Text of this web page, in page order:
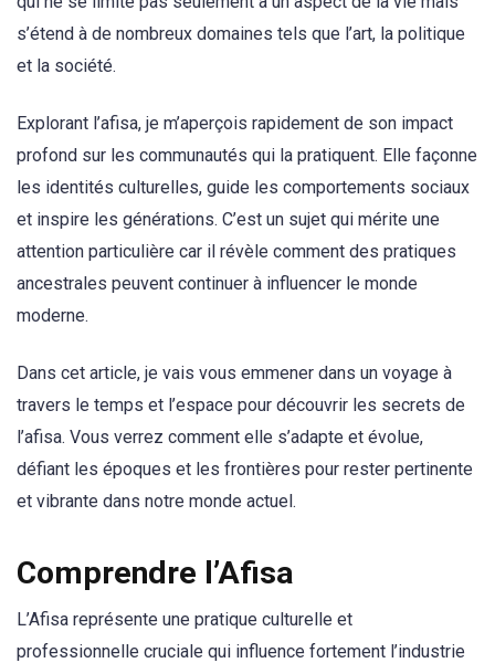
s’étend à de nombreux domaines tels que l’art, la politique
et la société.
Explorant l’afisa, je m’aperçois rapidement de son impact
profond sur les communautés qui la pratiquent. Elle façonne
les identités culturelles, guide les comportements sociaux
et inspire les générations. C’est un sujet qui mérite une
attention particulière car il révèle comment des pratiques
ancestrales peuvent continuer à influencer le monde
moderne.
Dans cet article, je vais vous emmener dans un voyage à
travers le temps et l’espace pour découvrir les secrets de
l’afisa. Vous verrez comment elle s’adapte et évolue,
défiant les époques et les frontières pour rester pertinente
et vibrante dans notre monde actuel.
Comprendre l’Afisa
L’Afisa représente une pratique culturelle et
professionnelle cruciale qui influence fortement l’industrie